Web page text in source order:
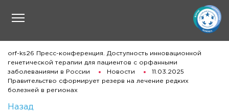
orf-ks26 Пресс-конференция. Доступность инновационной
генетической терапии для пациентов с орфанными
заболеваниями в России
Новости
11.03.2025
Правительство сформирует резерв на лечение редких
болезней в регионах
Назад